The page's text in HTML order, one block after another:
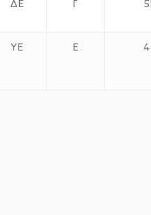
ΔΕ Γ
ΥΕ Ε